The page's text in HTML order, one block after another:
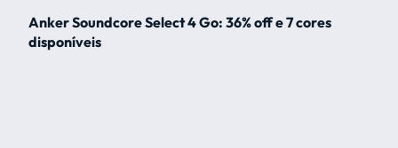
Anker Soundcore Select 4 Go: 36% off e 7 cores
disponíveis